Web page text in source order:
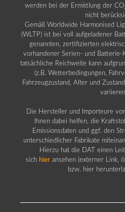
werden bei der Ermittlung der CO
nicht
Gemäß Worldwide Harmonised
(WLTP) ist bei voll aufgeladener
genannten, zertifizierten
vorhandener Serien- und Batterie-
tatsächliche Reichweite kann
(z.B. Wetterbedingungen,
Fahrzeugzustand, Alter und
Die Hersteller und Importeure
Ihnen dabei helfen, die
Emissionsdaten und ggf. den
unterschiedlicher Fabrikate
Hierzu hat die DAT einen
sich hier ansehen (externer Link,
bzw. hier